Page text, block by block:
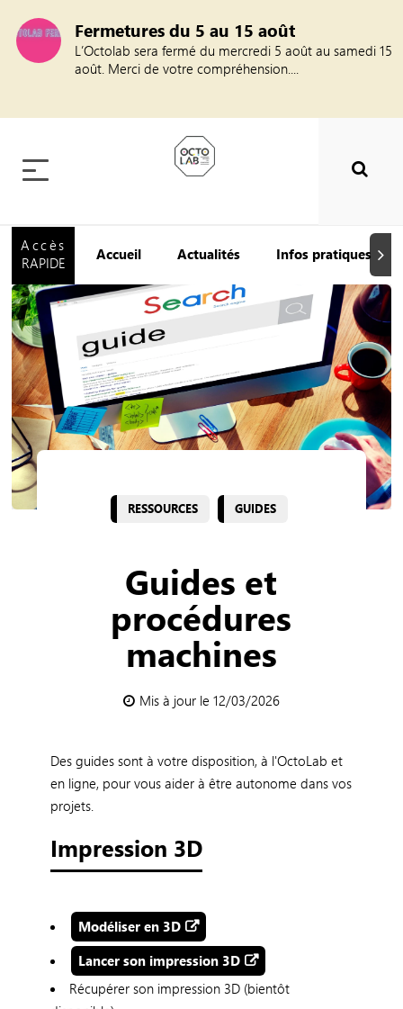
Fermetures du 5 au 15 août
L’Octolab sera fermé du mercredi 5 août au samedi 15
août. Merci de votre compréhension....
Accès
RAPIDE
Accueil Actualités Infos pratiques
RESSOURCES GUIDES
Guides et
procédures
machines
Mis à jour le 12/03/2026
Des guides sont à votre disposition, à l'OctoLab et
en ligne, pour vous aider à être autonome dans vos
projets.
Impression 3D
Modéliser en 3D
Lancer son impression 3D
Récupérer son impression 3D (bientôt